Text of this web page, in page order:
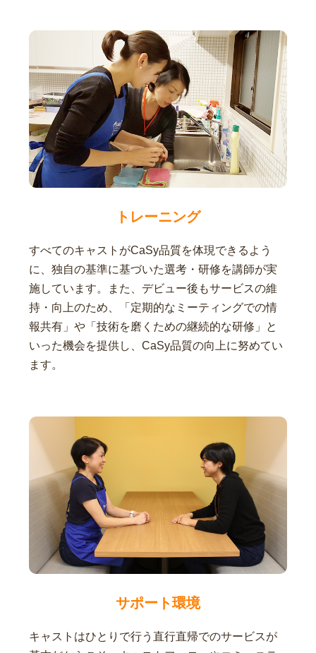
トレーニング
すべてのキャストがCaSy品質を体現できるよう
に、独自の基準に基づいた選考・研修を講師が実
施しています。また、デビュー後もサービスの維
持・向上のため、「定期的なミーティングでの情
報共有」や「技術を磨くための継続的な研修」と
いった機会を提供し、CaSy品質の向上に努めてい
ます。
サポート環境
キャストはひとりで行う直行直帰でのサービスが